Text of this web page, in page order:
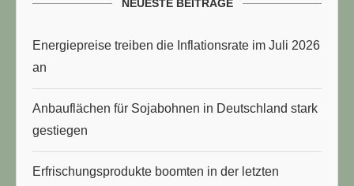
NEUESTE BEITRÄGE
Energiepreise treiben die Inflationsrate im Juli 2026
an
Anbauflächen für Sojabohnen in Deutschland stark
gestiegen
Erfrischungsprodukte boomten in der letzten